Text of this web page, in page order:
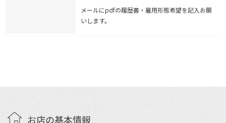
メールにpdfの履歴書・雇用形態希望を記入お願
いします。
お店の基本情報